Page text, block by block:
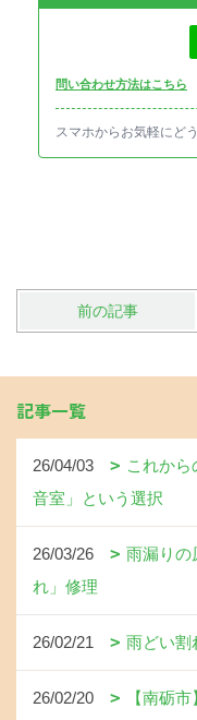
問い合わせ方法はこちら
スマホからお気軽にど
前の記事
記事一覧
26/04/03
これか
音室」という選択
26/03/26
雨漏りの
れ」修理
26/02/21 雨どい割
26/02/20
【南砺